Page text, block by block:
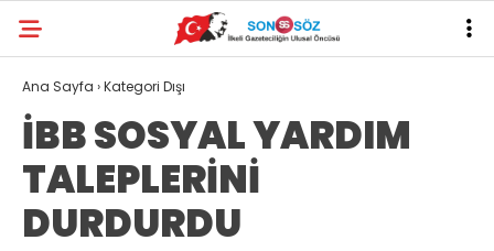
Ana Sayfa ›Kategori Dışı
İBB SOSYAL YARDIM
TALEPLERİNİ
DURDURDU